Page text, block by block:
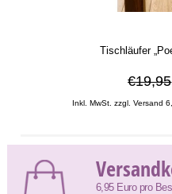
Tischläufer
€19,95
Inkl. MwSt. zzgl. Versand
6,95 Euro pro